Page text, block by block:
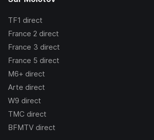
TF1 direct
France 2 direct
France 3 direct
France 5 direct
M6+ direct
Arte direct
W9 direct
TMC direct
BFMTV direct